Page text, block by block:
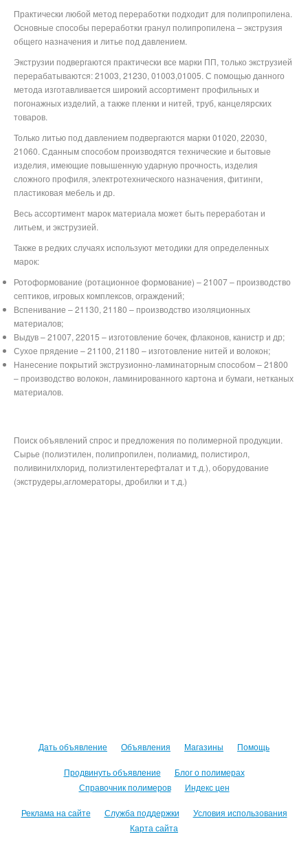
Практически любой метод переработки подходит для полипропилена.
Основные способы переработки гранул полипропилена – экструзия
общего назначения и литье под давлением.
Экструзии подвергаются практически все марки ПП, только экструзией
перерабатываются: 21003, 21230, 01003,01005. С помощью данного
метода изготавливается широкий ассортимент профильных и
погонажных изделий, а также пленки и нитей, труб, канцелярских
товаров.
Только литью под давлением подвергаются марки 01020, 22030,
21060. Сданным способом производятся технические и бытовые
изделия, имеющие повышенную ударную прочность, изделия
сложного профиля, электротехнического назначения, фитинги,
пластиковая мебель и др.
Весь ассортимент марок материала может быть переработан и
литьем, и экструзией.
Также в редких случаях используют методики для определенных
марок:
Ротоформование (ротационное формование) – 21007 – производство
септиков, игровых комплексов, ограждений;
Вспенивание – 21130, 21180 – производство изоляционных
материалов;
Выдув – 21007, 22015 – изготовление бочек, флаконов, канистр и др;
Сухое прядение – 21100, 21180 – изготовление нитей и волокон;
Нанесение покрытий экструзионно-ламинаторным способом – 21800
– производство волокон, ламинированного картона и бумаги, нетканых
материалов.
Поиск объявлений спрос и предложения по полимерной продукции.
Сырье (полиэтилен, полипропилен, полиамид, полистирол,
поливинилхлорид, полиэтилентерефталат и т.д.), оборудование
(экструдеры,агломераторы, дробилки и т.д.)
Дать объявление Объявления Магазины Помощь
Продвинуть объявление
Блог о полимерах
Справочник полимеров
Индекс цен
Реклама на сайте Служба поддержки
Условия использования
Карта сайта